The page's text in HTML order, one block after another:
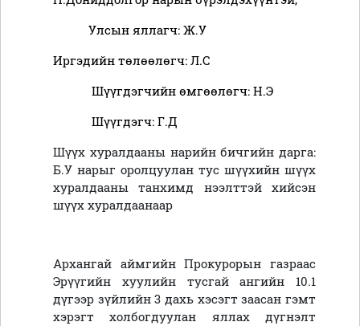
Улсын яллагч: Ж.У
Иргэдийн төлөөлөгч: Л.С
Шүүгдэгчийн өмгөөлөгч: Н.Э
Шүүгдэгч: Г.Д
Шүүх хуралдааны нарийн бичгийн дарга:
Б.У нарыг оролцуулан тус шүүхийн шүүх
хуралдааны танхимд нээлттэй хийсэн
шүүх хуралдаанаар
Архангай аймгийн Прокурорын газраас
Эрүүгийн хуулийн тусгай ангийн 10.1
дүгээр зүйлийн 3 дахь хэсэгт заасан гэмт
хэрэгт холбогдуулан яллах дүгнэлт